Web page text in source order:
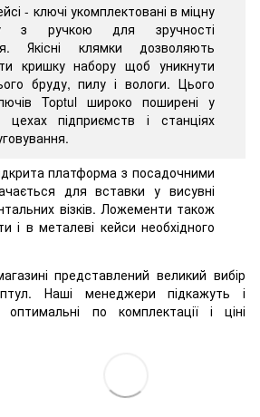
- ключі укомплектовані в міцну
з ручкою для зручності
Якісні клямки дозволяють
кришку набору щоб уникнути
бруду, пилу і вологи. Цього
Toptul широко поширені у
цехах підприємств і станціях
платформа з посадочними
для вставки у висувні
візків. Ложементи також
і в металеві кейси необхідного
представлений великий вибір
Наші менеджери підкажуть і
по комплектації і ціні